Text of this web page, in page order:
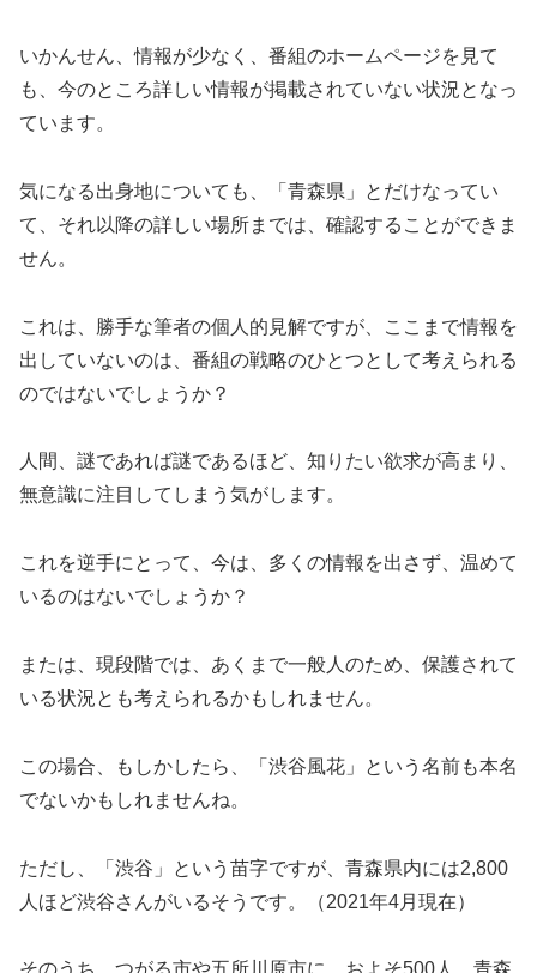
いかんせん、情報が少なく、番組のホームページを見て
も、今のところ詳しい情報が掲載されていない状況となっ
ています。
気になる出身地についても、「青森県」とだけなってい
て、それ以降の詳しい場所までは、確認することができま
せん。
これは、勝手な筆者の個人的見解ですが、ここまで情報を
出していないのは、番組の戦略のひとつとして考えられる
のではないでしょうか？
人間、謎であれば謎であるほど、知りたい欲求が高まり、
無意識に注目してしまう気がします。
これを逆手にとって、今は、多くの情報を出さず、温めて
いるのはないでしょうか？
または、現段階では、あくまで一般人のため、保護されて
いる状況とも考えられるかもしれません。
この場合、もしかしたら、「渋谷風花」という名前も本名
でないかもしれませんね。
ただし、「渋谷」という苗字ですが、青森県内には2,800
人ほど渋谷さんがいるそうです。（2021年4月現在）